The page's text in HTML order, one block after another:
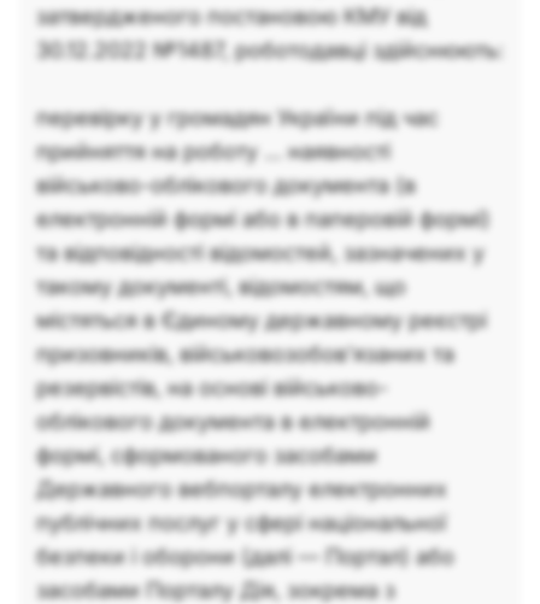
затвердженого постановою КМУ від
30.12.2022 №1487, роботодавці здійснюють:
перевірку у громадян України під час
прийняття на роботу ... наявності
військово-облікового документа (в
електронній формі або в паперовій формі)
та відповідності відомостей, зазначених у
такому документі, відомостям, що
містяться в Єдиному державному реєстрі
призовників, військовозобов’язаних та
резервістів, на основі військово-
облікового документа в електронній
формі, сформованого засобами
Державного вебпорталу електронних
публічних послуг у сфері національної
безпеки і оборони (далі — Портал) або
засобами Порталу Дія, зокрема з